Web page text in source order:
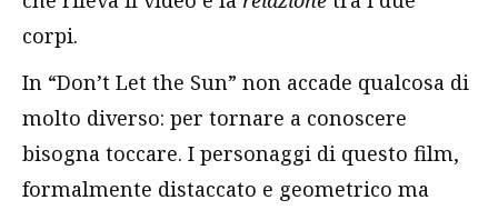
corpi.
In “Don’t Let the Sun” non accade qualcosa di
molto diverso: per tornare a conoscere
bisogna toccare. I personaggi di questo film,
formalmente distaccato e geometrico ma